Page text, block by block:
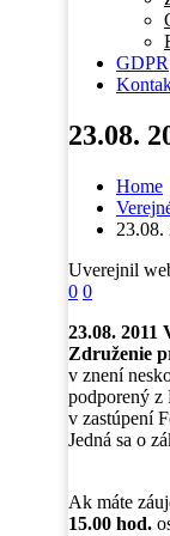
GDPR
23.08.
Home
23.08.
Uverejnil
0 0
23.08. 2011
Združenie
v znení
podporený z
v zastúpení
Jedná sa o
Ak máte
15.00 hod.
Nevyhnutné
cookie nie sú
voliteľné. Sú
potrebné pre
webovej
stránky.
Štatistiky
Aby sme
mohli
zlepšiť
webovej
stránky na